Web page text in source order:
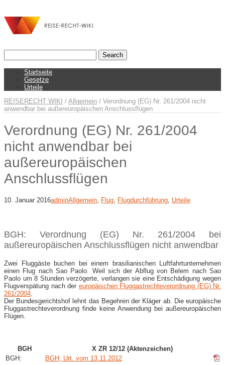
Startseite
Gesetze
Urteile
REISERECHT WIKI / Allgemein / Verordnung (EG) Nr. 261/2004 nicht
anwendbar bei außereuropäischen Anschlussflügen
Verordnung (EG) Nr. 261/2004
nicht anwendbar bei
außereuropäischen
Anschlussflügen
10. Januar 2016adminAllgemein Flug Flugdurchführung Urteile
BGH: Verordnung (EG) Nr. 261/2004 bei
außereuropäischen Anschlussflügen nicht anwendbar
Zwei Fluggäste buchen bei einem brasilianischen Luftfahrtunternehmen
einen Flug nach Sao Paolo. Weil sich der Abflug von Belem nach Sao
Paolo um 8 Stunden verzögerte, verlangen sie eine Entschädigung wegen
Flugverspätung nach der europäischen Fluggastrechteverordnung (EG) Nr.
261/2004
Der Bundesgerichtshof lehnt das Begehren der Kläger ab. Die europäische
Fluggastrechteverordnung finde keine Anwendung bei außereuropäischen
Flügen.
BGH
X ZR 12/12 (Aktenzeichen)
BGH:
BGH, Urt. vom 13.11.2012